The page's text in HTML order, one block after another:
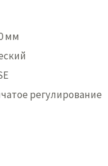
мм
регулирование